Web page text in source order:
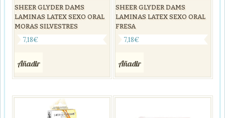
SHEER GLYDER DAMS
LAMINAS LATEX SEXO ORAL
MORAS SILVESTRES
7,18€
Añadir
SHEER GLYDER DAMS
LAMINAS LATEX SEXO ORAL
FRESA
7,18€
Añadir